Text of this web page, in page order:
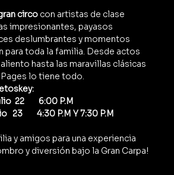
circo con artistas de clase
impresionantes, payasos
deslumbrantes y momentos
para toda la familia. Desde actos
hasta las maravillas clásicas
lo tiene todo.
22        6:00 P.M
23        4:30 P.M Y 7:30 P.M
y amigos para una experiencia
y diversión bajo la Gran Carpa!